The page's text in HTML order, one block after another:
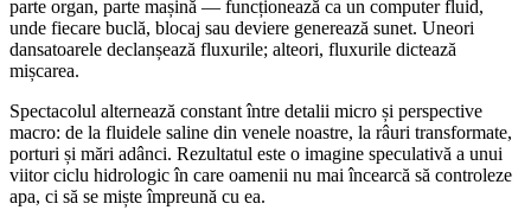
parte organ, parte mașină — funcționează ca un computer fluid,
unde fiecare buclă, blocaj sau deviere generează sunet. Uneori
dansatoarele declanșează fluxurile; alteori, fluxurile dictează
mișcarea.
Spectacolul alternează constant între detalii micro și perspective
macro: de la fluidele saline din venele noastre, la râuri transformate,
porturi și mări adânci. Rezultatul este o imagine speculativă a unui
viitor ciclu hidrologic în care oamenii nu mai încearcă să controleze
apa, ci să se miște împreună cu ea.